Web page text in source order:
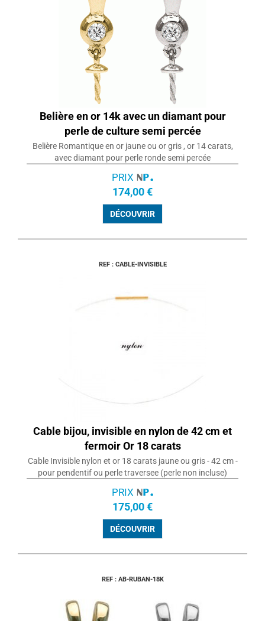
Belière en or 14k avec un diamant pour
perle de culture semi percée
Belière Romantique en or jaune ou or gris , or 14 carats,
avec diamant pour perle ronde semi percée
PRIX
174,00 €
DÉCOUVRIR
REF : CABLE-INVISIBLE
Cable bijou, invisible en nylon de 42 cm et
fermoir Or 18 carats
Cable Invisible nylon et or 18 carats jaune ou gris - 42 cm -
pour pendentif ou perle traversee (perle non incluse)
PRIX
175,00 €
DÉCOUVRIR
REF : AB-RUBAN-18K